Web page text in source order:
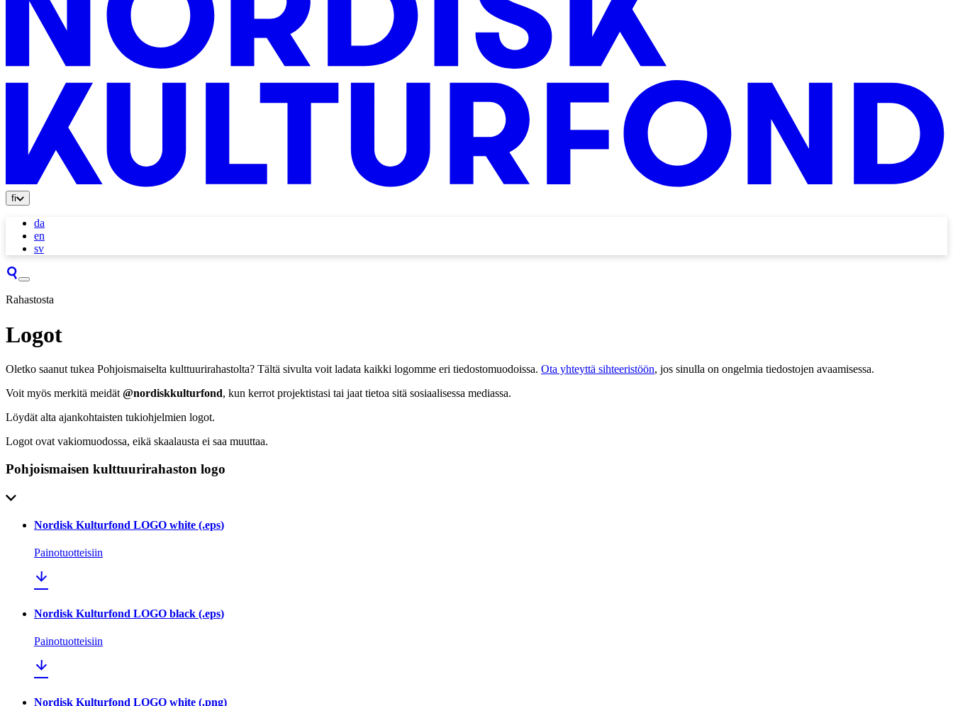
fi
da
en
sv
Rahastosta
Logot
Oletko saanut tukea Pohjoismaiselta kulttuurirahastolta? Tältä sivulta voit ladata kaikki logomme eri tiedostomuodoissa. Ota yhteyttä sihteeristöön, jos sinulla on ongelmia tiedostojen avaamisessa.
Voit myös merkitä meidät @nordiskkulturfond, kun kerrot projektistasi tai jaat tietoa sitä sosiaalisessa mediassa.
Löydät alta ajankohtaisten tukiohjelmien logot.
Logot ovat vakiomuodossa, eikä skaalausta ei saa muuttaa.
Pohjoismaisen kulttuurirahaston logo
Nordisk Kulturfond LOGO white (.eps)
Painotuotteisiin
Nordisk Kulturfond LOGO black (.eps)
Painotuotteisiin
Nordisk Kulturfond LOGO white (.png)